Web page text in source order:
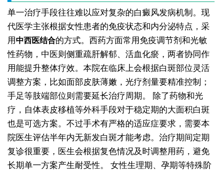
单一治疗手段往往难以应对复杂的白癜风发病机制。现
代医学主张根据女性患者的免疫状态和内分泌特点，采
用中西医结合的方式。西药方面常用免疫调节剂和光敏
性药物，中医则侧重疏肝解郁、活血化瘀，两者协同作
用能提升整体疗效。本院在临床上会根据白斑部位灵活
调整方案，比如面部皮肤薄嫩，光疗剂量要精准控制；
手足等肢端部位则需要延长治疗周期。
除了药物和光
疗，自体表皮移植等外科手段对于稳定期的大面积白斑
也是可选方案。不过手术有严格的适应症要求，需要本
院医生评估半年内无新发白斑才能考虑。治疗期间定期
复诊很重要，医生会根据复色情况及时调整用药，避免
长期单一方案产生耐受性。
女性生理期、孕期等特殊阶